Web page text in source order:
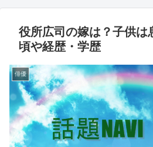
役所広司の嫁は？子供は
頃や経歴・学歴
俳優